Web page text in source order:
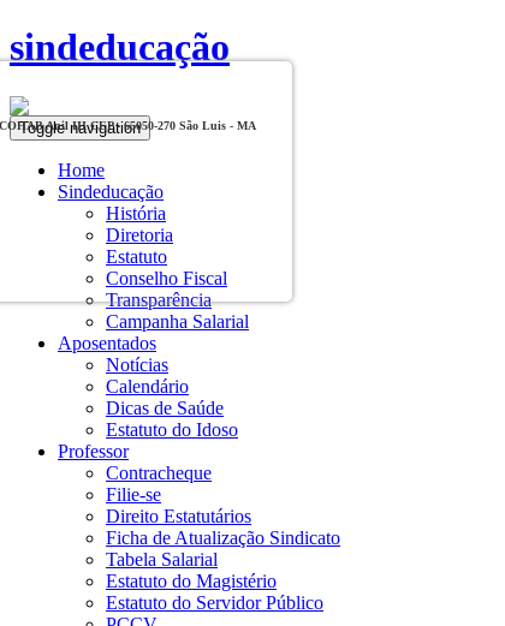
sindeducação
Toggle navigation
Home
Sindeducação
História
Diretoria
Estatuto
Conselho Fiscal
Transparência
Campanha Salarial
Aposentados
Notícias
Calendário
Dicas de Saúde
Estatuto do Idoso
Professor
Contracheque
Filie-se
Direito Estatutários
Ficha de Atualização Sindicato
Tabela Salarial
Estatuto do Magistério
Estatuto do Servidor Público
COHAB Anil III CEP - 65050-270 São Luis - MA